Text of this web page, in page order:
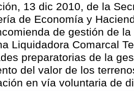
13 dic 2010, de la
de Economía y
de gestión de
Liquidadora Comarcal
preparatorias de la
del valor de los
en vía voluntaria de